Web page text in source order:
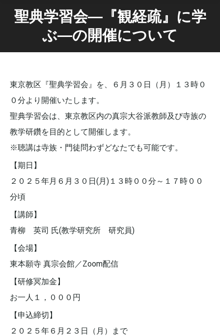
聖典学習会―『観経疏』に学
ぶ―の開催について
東京教区『聖典学習会』を、６月３０日（月）１３時０
０分より開催いたします。
聖典学習会は、東京教区内の真宗大谷派教師及び寺族の
教学研鑽を目的として開催します。
※聴講は寺族・門徒問わずどなたでも可能です。
【期日】
２０２５年月６月３０日(月)１３時００分～１７時００
分頃
【講師】
青柳 英司 氏(教学研究所 研究員)
【会場】
東本願寺 真宗会館／Zoom配信
【研修冥加金】
お一人１，０００円
【申込締切】
２０２５年６月２３日（月）まで